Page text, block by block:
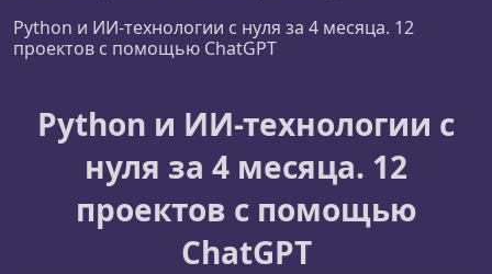
Python и ИИ-технологии с нуля за 4 месяца. 12
проектов с помощью ChatGPT
Python и ИИ-технологии с
нуля за 4 месяца. 12
проектов с помощью
ChatGPT